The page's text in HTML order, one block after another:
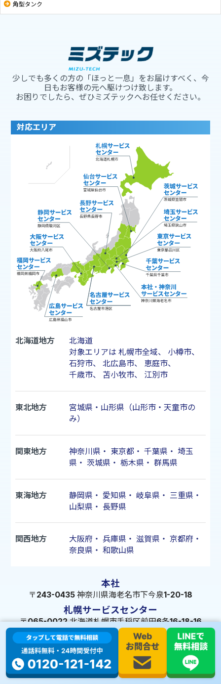
角型タンク
少しでも多くの方の「ほっと一息」をお届けすべく、今
日もお客様の元へ駆けつけ致します。
お困りでしたら、ぜひミズテックへお任せください。
対応エリア
北海道地方
北海道
対象エリアは 札幌市全域、 小樽市、
石狩市、 北広島市、 恵庭市、
千歳市、 苫小牧市、 江別市
東北地方
宮城県・山形県（山形市・天童市の
み）
関東地方 神奈川県 ・ 東京都・ 千葉県 ・ 埼玉
県 ・ 茨城県 ・ 栃木県 ・ 群馬県
東海地方 静岡県 ・ 愛知県 ・ 岐阜県 ・ 三重県 ・
山梨県 ・ 長野県
関西地方 大阪府 ・ 兵庫県 ・ 滋賀県 ・ 京都府 ・
奈良県 ・ 和歌山県
本社
〒243-0435 神奈川県海老名市下今泉1-20-18
札幌サービスセンター
〒065-0022 北海道札幌市手稲区前田6条16-18-16
仙台サービスセンター
〒983-0833 宮城県仙台市宮城野区東仙台1-20-22
東京サービスセンター
〒140-0001 東京都品川区北品川1-9-7